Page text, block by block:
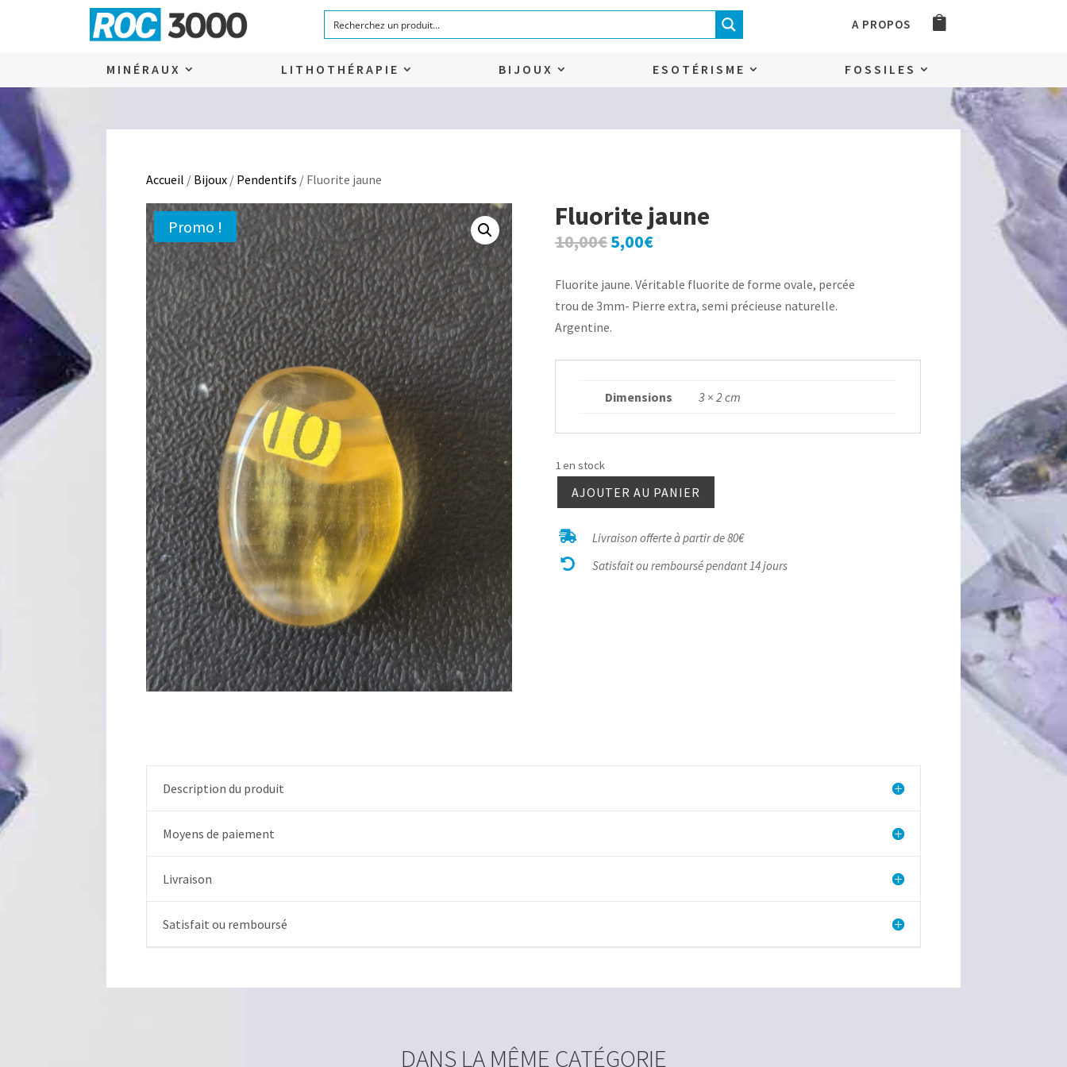
A PROPOS
MINÉRAUX LITHOTHÉRAPIE BIJOUX ESOTÉRISME FOSSILES
Accueil / Bijoux / Pendentifs / Fluorite jaune
Promo ! Fluorite jaune
10,00€Le
initial
était :
10,00€.
5,00€Le
actuel
est :
Fluorite jaune. Véritable fluorite de forme ovale, percée
trou de 3mm- Pierre extra, semi précieuse naturelle.
Argentine.
Dimensions 3 × 2 cm
1 en stock
quantité
Fluorite
jaune
AJOUTER AU PANIER
 Livraison offerte à partir de 80€
 Satisfait ou remboursé pendant 14 jours
Description du produit
Moyens de paiement
Livraison
Satisfait ou remboursé
DANS LA MÊME CATÉGORIE